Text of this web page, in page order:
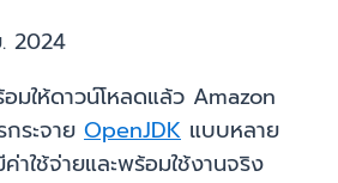
2024
ให้ดาวน์โหลดแล้ว Amazon
ระจาย OpenJDK แบบหลาย
ใช้จ่ายและพร้อมใช้งานจริง